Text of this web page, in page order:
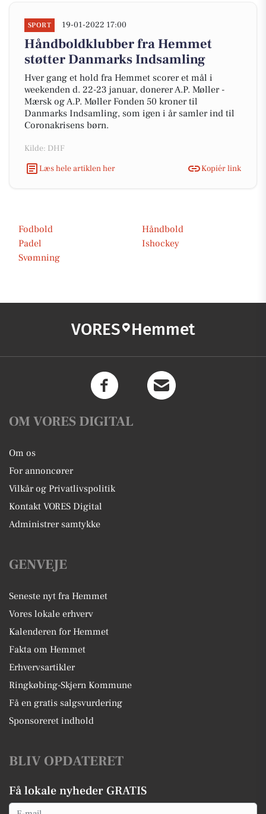
SPORT 19-01-2022 17:00
Håndboldklubber fra Hemmet
støtter Danmarks Indsamling
Hver gang et hold fra Hemmet scorer et mål i
weekenden d. 22-23 januar, donerer A.P. Møller -
Mærsk og A.P. Møller Fonden 50 kroner til
Danmarks Indsamling, som igen i år samler ind til
Coronakrisens børn.
Kilde: DHF
Læs hele artiklen her
Kopiér link
Fodbold
Håndbold
Padel
Ishockey
Svømning
VORES Hemmet
OM VORES DIGITAL
Om os
For annoncører
Vilkår og Privatlivspolitik
Kontakt VORES Digital
Administrer samtykke
GENVEJE
Seneste nyt fra Hemmet
Vores lokale erhverv
Kalenderen for Hemmet
Fakta om Hemmet
Erhvervsartikler
Ringkøbing-Skjern Kommune
Få en gratis salgsvurdering
Sponsoreret indhold
BLIV OPDATERET
Få lokale nyheder GRATIS
Email